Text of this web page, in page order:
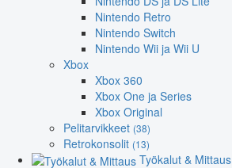
Nintendo Retro
Nintendo Switch
Nintendo Wii ja Wii U
Xbox
Xbox 360
Xbox One ja Series
Xbox Original
Pelitarvikkeet (38)
Retrokonsolit (13)
Työkalut & Mittaus